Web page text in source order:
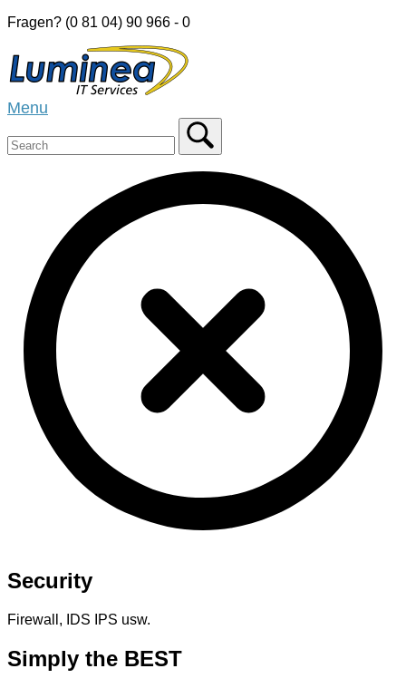
Skip
content
Fragen? (0 81 04) 90 966 - 0
Home
Menu
Security
Firewall, IDS IPS usw.
Simply the BEST